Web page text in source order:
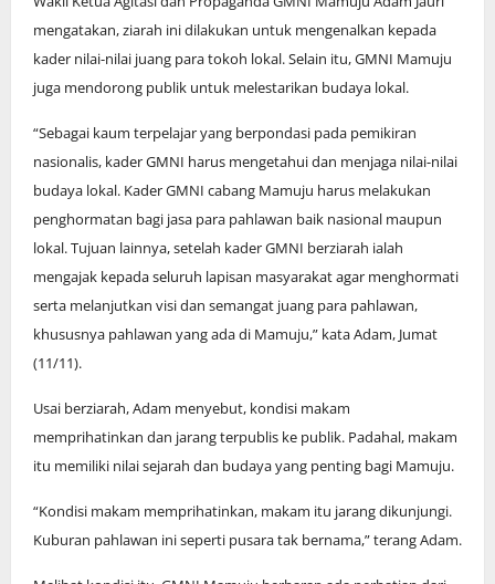
mengatakan, ziarah ini dilakukan untuk mengenalkan kepada
kader nilai-nilai juang para tokoh lokal. Selain itu, GMNI Mamuju
juga mendorong publik untuk melestarikan budaya lokal.
“Sebagai kaum terpelajar yang berpondasi pada pemikiran
nasionalis, kader GMNI harus mengetahui dan menjaga nilai-nilai
budaya lokal. Kader GMNI cabang Mamuju harus melakukan
penghormatan bagi jasa para pahlawan baik nasional maupun
lokal. Tujuan lainnya, setelah kader GMNI berziarah ialah
mengajak kepada seluruh lapisan masyarakat agar menghormati
serta melanjutkan visi dan semangat juang para pahlawan,
khususnya pahlawan yang ada di Mamuju,” kata Adam, Jumat
(11/11).
Usai berziarah, Adam menyebut, kondisi makam
memprihatinkan dan jarang terpublis ke publik. Padahal, makam
itu memiliki nilai sejarah dan budaya yang penting bagi Mamuju.
“Kondisi makam memprihatinkan, makam itu jarang dikunjungi.
Kuburan pahlawan ini seperti pusara tak bernama,” terang Adam.